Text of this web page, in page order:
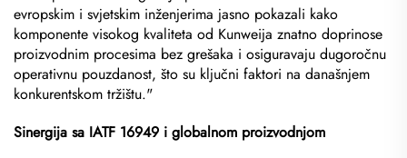
evropskim i svjetskim inženjerima jasno pokazali kako
komponente visokog kvaliteta od Kunweija znatno doprinose
proizvodnim procesima bez grešaka i osiguravaju dugoročnu
operativnu pouzdanost, što su ključni faktori na današnjem
konkurentskom tržištu."
Sinergija sa IATF 16949 i globalnom proizvodnjom